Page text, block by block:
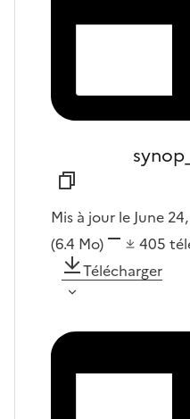
Mis à jour le June
(6.4 Mo)
405
Télécharger